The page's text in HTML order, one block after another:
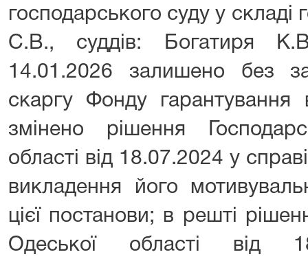
господарського суду у складі
С.В., суддів: Богатиря
14.01.2026 залишено без
скаргу Фонду гарантування
змінено рішення
області від 18.07.2024 у
викладення його
цієї постанови; в решті
Одеської області від